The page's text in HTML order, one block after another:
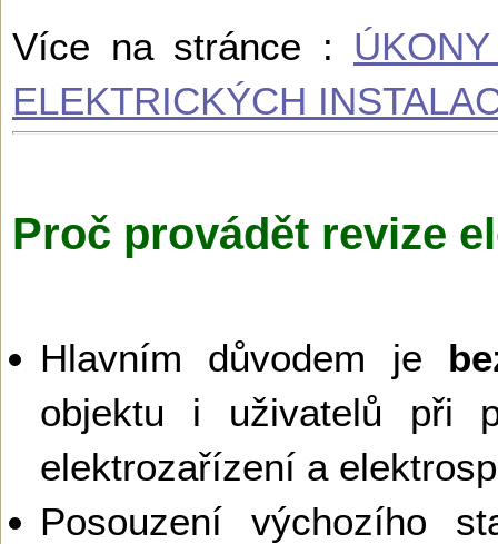
Více na stránce :
ELEKTRICKÝCH
Proč provádět revize
Hlavním důvodem je
objektu i uživatelů při
elektrozařízení a
Posouzení výchozího